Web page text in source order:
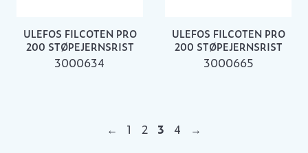
ULEFOS FILCOTEN PRO
200 STØPEJERNSRIST
3000634
ULEFOS FILCOTEN PRO
200 STØPEJERNSRIST
3000665
← 1 2 3 4 →